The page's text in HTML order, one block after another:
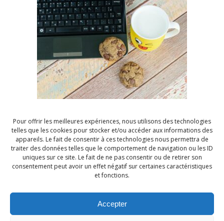
Pour offrir les meilleures expériences, nous utilisons des technologies
telles que les cookies pour stocker et/ou accéder aux informations des
appareils. Le fait de consentir à ces technologies nous permettra de
traiter des données telles que le comportement de navigation ou les ID
uniques sur ce site. Le fait de ne pas consentir ou de retirer son
consentement peut avoir un effet négatif sur certaines caractéristiques
et fonctions.
Accepter
Vincent POMMIER
Article publié le18/09/2023
Le rôle des équipes RH et SIRH dans nos
entreprises
entreprises évolue rapidement, porté en grande
partie par l’essor […]
En savoir plus